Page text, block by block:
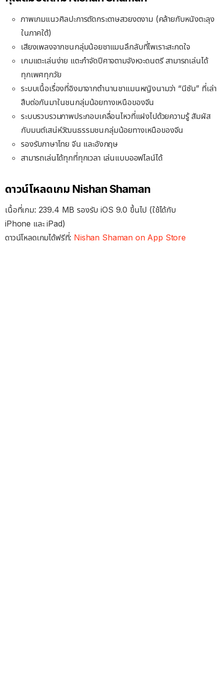
ภาพเกมแนวศิลปะการตัดกระดาษสวยงดงาม (คล้ายกับหนังตะลุง
ในภาคใต้)
เสียงเพลงจากชนกลุ่มน้อยชาแมนลึกลับที่ไพเราะสะกดใจ
เกมแตะเล่นง่าย แตะกำจัดปีศาจตามจังหวะดนตรี สามารถเล่นได้
ทุกเพศทุกวัย
ระบบเนื้อเรื่องที่อิงมาจากตำนานชาแมนหญิงนามว่า “นีซัน” ที่เล่า
สืบต่อกันมาในชนกลุ่มน้อยทางเหนือของจีน
ระบบรวบรวมภาพประกอบเคลื่อนไหวที่แฝงไปด้วยความรู้ สัมผัส
กับมนต์เสน่ห์วัฒนธรรมชนกลุ่มน้อยทางเหนือของจีน
รองรับภาษาไทย จีน และอังกฤษ
สามารถเล่นได้ทุกที่ทุกเวลา เล่นแบบออฟไลน์ได้
ดาวน์โหลดเกม Nishan Shaman
เนื้อที่เกม: 239.4 MB รองรับ iOS 9.0 ขึ้นไป (ใช้ได้กับ
iPhone และ iPad)
ดาวน์โหลดเกมได้ฟรีที่: Nishan Shaman on App Store